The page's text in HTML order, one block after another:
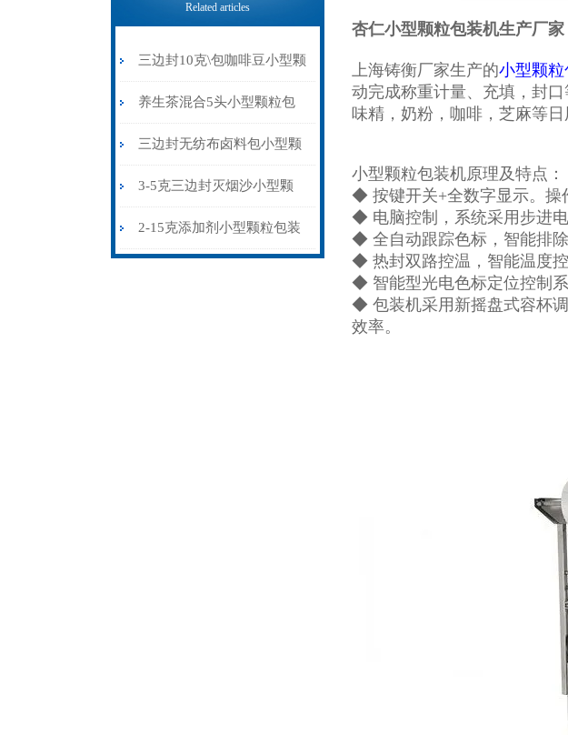
Related articles
三边封10克\包咖啡豆小型颗
粒包装机多少钱
养生茶混合5头小型颗粒包
装机高精度可定制
三边封无纺布卤料包小型颗
粒包装机厂家
3-5克三边封灭烟沙小型颗
粒包装机智能化
2-15克添加剂小型颗粒包装
杏仁小型颗粒包装机生产厂家
上海铸衡厂家生产的小型颗
动完成称重计量、充填，封
味精，奶粉，咖啡，芝麻等
小型颗粒包装机原理及特点：
◆ 按键开关+全数字显示。操
◆ 电脑控制，系统采用步进
◆ 全自动跟踪色标，智能排
◆ 热封双路控温，智能温度
◆ 智能型光电色标定位控制系
◆ 包装机采用新摇盘式容杯
效率。